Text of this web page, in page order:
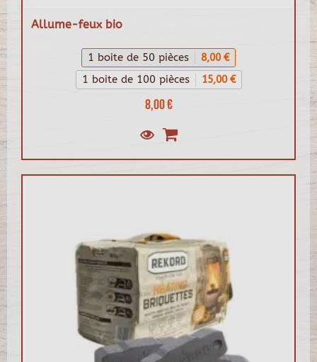
Allume-feux bio
8,00 €
1 boite de 50 pièces 8,00 €
1 boite de 100 pièces 15,00 €